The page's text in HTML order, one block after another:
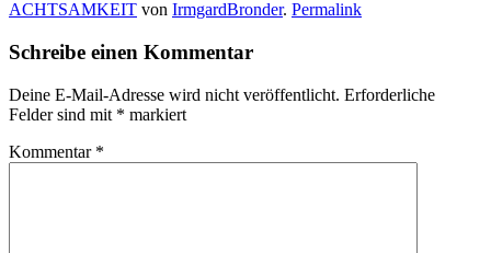
ACHTSAMKEIT von IrmgardBronder. Permalink
Schreibe einen Kommentar
Deine E-Mail-Adresse wird nicht veröffentlicht. Erforderliche
Felder sind mit * markiert
Kommentar *